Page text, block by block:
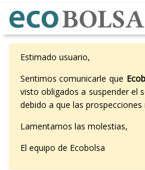
Estimado usuario,
Sentimos comunicarle que
visto obligados a suspender el
debido a que las
Lamentamos las molestias,
El equipo de Ecobolsa